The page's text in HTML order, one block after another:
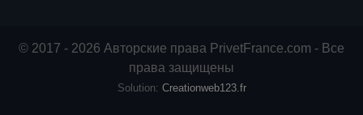
© 2017 - 2026 Авторские права PrivetFrance.com - Все
права защищены
Solution: Creationweb123.fr